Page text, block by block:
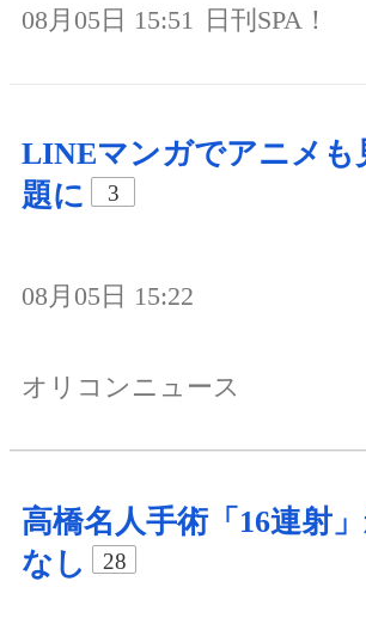
08月05日 15:51 日刊SPA！
LINEマンガでアニメも
題に
3
08月05日 15:22
オリコンニュース
高橋名人手術「16連射
なし
28